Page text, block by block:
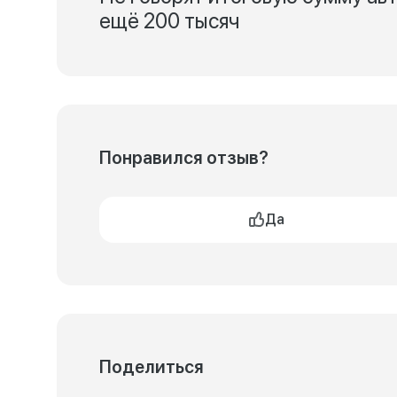
ещё 200 тысяч
Понравился отзыв?
Да
Поделиться